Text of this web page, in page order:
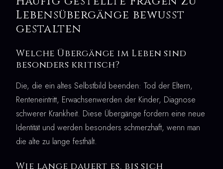
Lebensübergänge bewusst
gestalten
Welche Übergänge im Leben sind
besonders kritisch?
Die, die ein altes Selbstbild beenden: Tod der Eltern,
Renteneintritt, Erwachsenwerden der Kinder, Diagnose
schwerer Krankheit. Diese Übergänge fordern eine neue
Identität und werden besonders schmerzhaft, wenn man
die alte zu lange festhält.
Wie lange dauert es, bis sich